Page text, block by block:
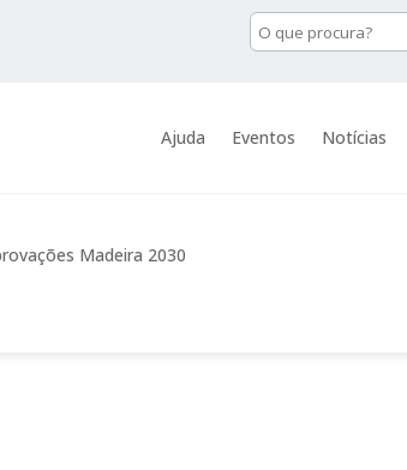
Ajuda Eventos Notícias
Madeira 2030